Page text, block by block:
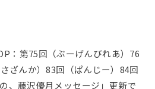
：第75回（ぶーげんびれあ）76
ざんか）83回（ぱんじー）84回
、藤沢優月メッセージ」更新で